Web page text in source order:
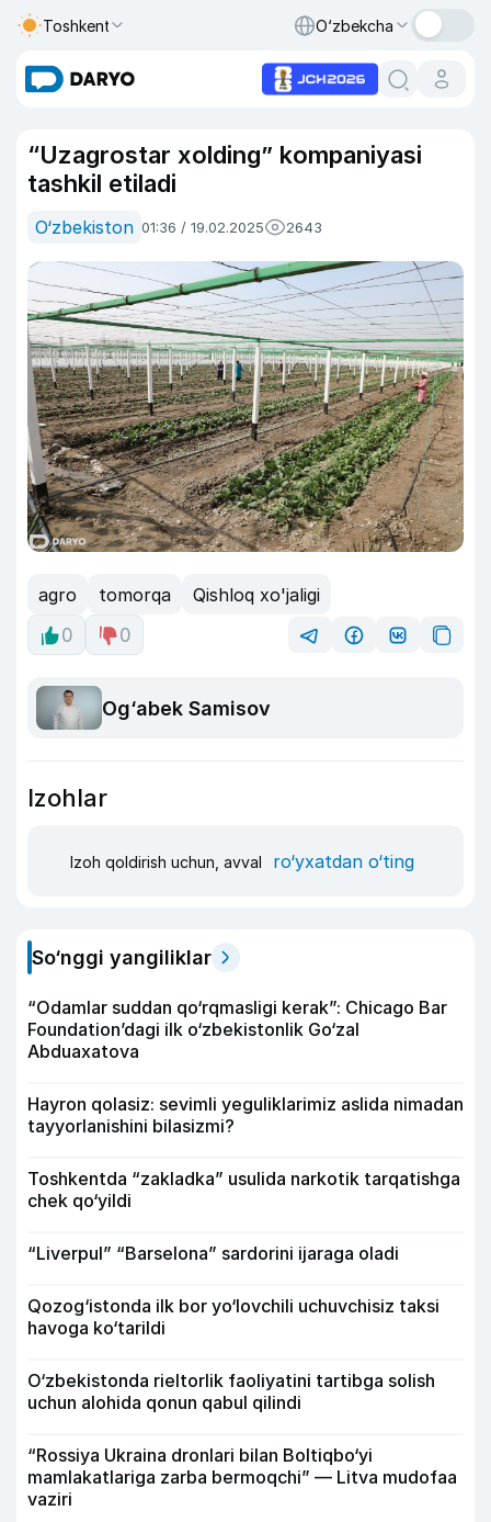
Toshkent O‘zbekcha
“Uzagrostar xolding” kompaniyasi
tashkil etiladi
O‘zbekiston 01:36 / 19.02.2025 2643
agro tomorqa
Qishloq xo'jaligi
0
0
Og‘abek Samisov
Izohlar
Izoh qoldirish uchun, avval ro‘yxatdan o‘ting
So‘nggi yangiliklar
“Odamlar suddan qo‘rqmasligi kerak”: Chicago Bar
Foundation’dagi ilk o‘zbekistonlik Go‘zal
Abduaxatova
Hayron qolasiz: sevimli yeguliklarimiz aslida nimadan
tayyorlanishini bilasizmi?
Toshkentda “zakladka” usulida narkotik tarqatishga
chek qo‘yildi
“Liverpul” “Barselona” sardorini ijaraga oladi
Qozog‘istonda ilk bor yo‘lovchili uchuvchisiz taksi
havoga ko‘tarildi
O‘zbekistonda rieltorlik faoliyatini tartibga solish
uchun alohida qonun qabul qilindi
“Rossiya Ukraina dronlari bilan Boltiqbo‘yi
mamlakatlariga zarba bermoqchi” — Litva mudofaa
vaziri